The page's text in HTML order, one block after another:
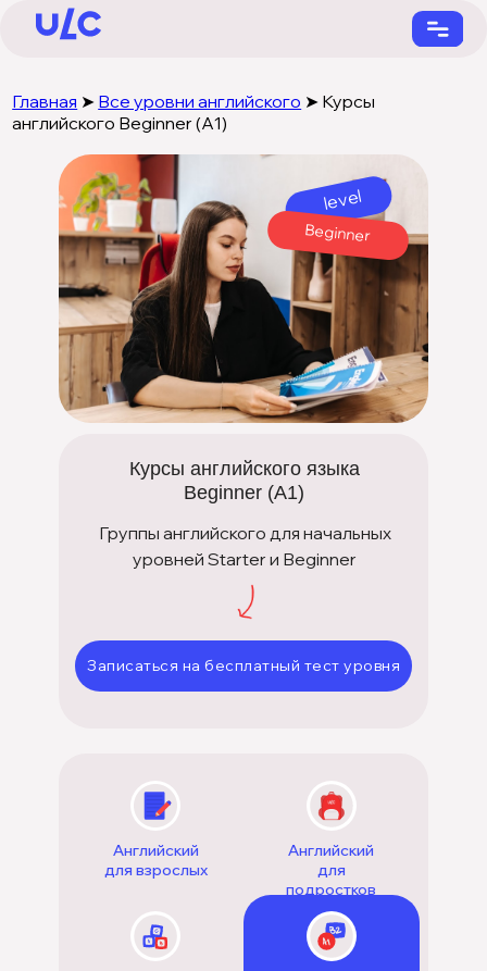
+7 (901) 731-22-55
Главная ➤ Все уровни английского ➤ Курсы
английского Beginner (А1)
Курсы английского языка
Beginner (А1)
Группы английского для начальных
уровней Starter и Beginner
Записаться на бесплатный тест уровня
level
Beginner
Английский
для взрослых
Английский
для
подростков